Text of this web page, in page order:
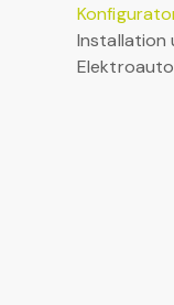
Installation